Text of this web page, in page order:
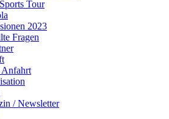
Tour
2023
Fragen
Anfahrt
/ Newsletter